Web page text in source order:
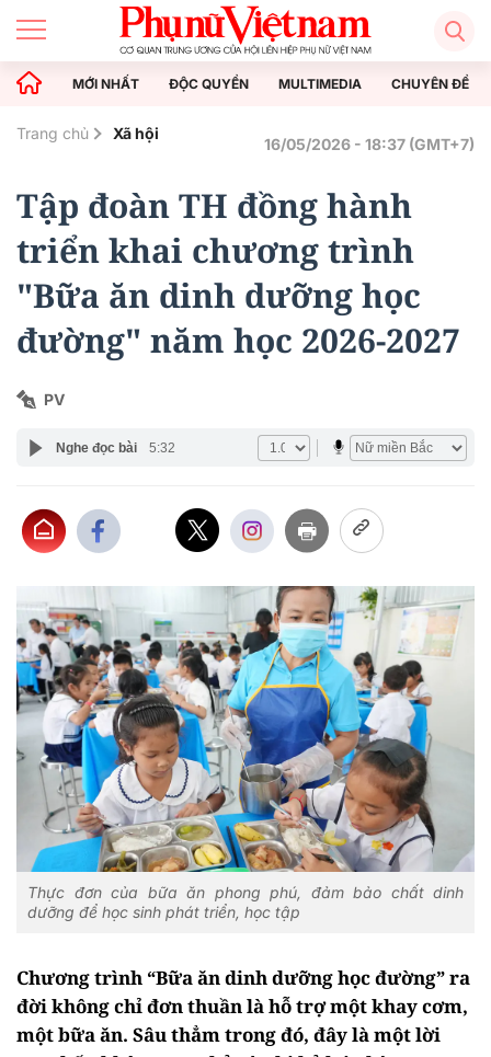
MỚI NHẤT ĐỘC QUYỀN MULTIMEDIA CHUYÊN ĐỀ
Trang chủ Xã hội
16/05/2026 - 18:37 (GMT+7)
Tập đoàn TH đồng hành
triển khai chương trình
"Bữa ăn dinh dưỡng học
đường" năm học 2026-2027
PV
Nghe đọc bài 5:32
Thực đơn của bữa ăn phong phú, đảm bảo chất dinh
dưỡng để học sinh phát triển, học tập
Chương trình “Bữa ăn dinh dưỡng học đường” ra
đời không chỉ đơn thuần là hỗ trợ một khay cơm,
một bữa ăn. Sâu thẳm trong đó, đây là một lời